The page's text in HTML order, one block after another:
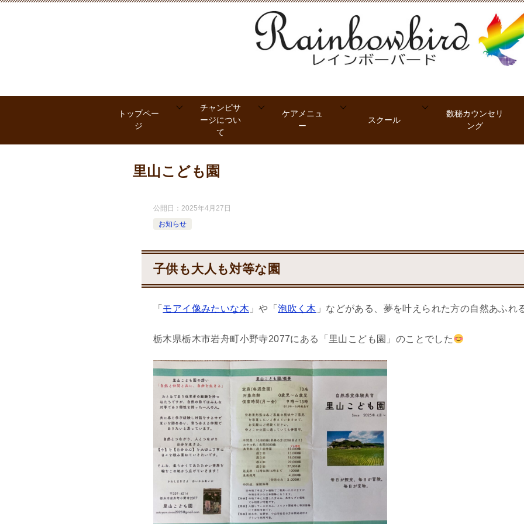
トップペー
ジ
チャンピサ
ージについ
て
ケアメニュ
ー
スクール
数秘カウンセリ
ング
里山こども園
公開日： 2025年4月27日
お知らせ
子供も大人も対等な園
「 モアイ像みたいな木 」や「泡吹く木 」などがある、夢を叶えられた方の自然あふれ
栃木県栃木市岩舟町小野寺2077にある「里山こども園」のことでした